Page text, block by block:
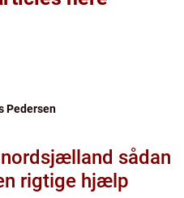
Pedersen
sådan
rigtige hjælp